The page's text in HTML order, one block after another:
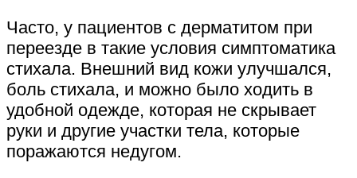
Часто, у пациентов с дерматитом при
переезде в такие условия симптоматика
стихала. Внешний вид кожи улучшался,
боль стихала, и можно было ходить в
удобной одежде, которая не скрывает
руки и другие участки тела, которые
поражаются недугом.